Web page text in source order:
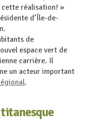
cette réalisation! »
d’Île-de-
de
espace vert de
carrière. Il
un acteur important
.
titanesque